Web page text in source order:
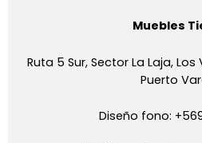
Muebles
Ruta 5 Sur, Sector La Laja,
Puerto
Diseño fono: